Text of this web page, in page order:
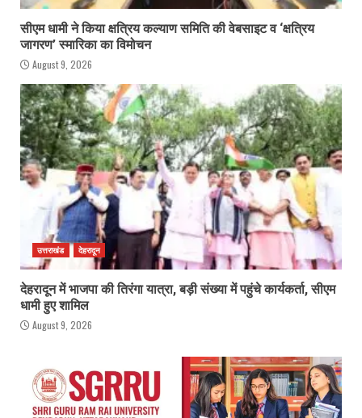
सीएम धामी ने किया क्षत्रिय कल्याण समिति की वेबसाइट व ‘क्षत्रिय
जागरण’ स्मारिका का विमोचन
August 9, 2026
उत्तराखंड देहरादून
देहरादून में भाजपा की तिरंगा यात्रा, बड़ी संख्या में पहुंचे कार्यकर्ता, सीएम
धामी हुए शामिल
August 9, 2026